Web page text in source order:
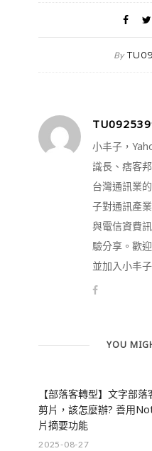
By
小丰子，
識長、痞客
台灣通訊業
子對通訊產
與電信資費
驗分享。歡
並加入小丰
YOU
【部落客轉型】文字部
剪片，該怎麼辦? 善用
片摘要功能
2025-08-27